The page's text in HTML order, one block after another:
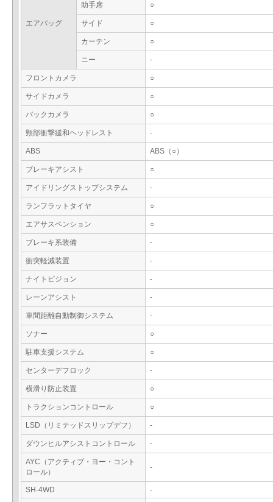
エアバッグ
助手席 ○
サイド ○
カーテン ○
ニー -
フロントカメラ ○
サイドカメラ ○
バックカメラ ○
頸部衝撃緩和ヘッドレスト -
ABS ABS（○）
ブレーキアシスト ○
アイドリングストップシステム -
ランフラットタイヤ ○
エアサスペンション ○
ブレーキ系装備 -
衝突軽減装置 -
ナイトビジョン -
レーンアシスト -
車間距離自動制御システム -
ソナー ○
駐車支援システム ○
センターデフロック -
横滑り防止装置 ○
トラクションコントロール ○
LSD（リミテッドスリップデフ） -
ダウンヒルアシストコントロール -
AYC（アクティブ・ヨー・コント
ロール）
-
SH-4WD
-